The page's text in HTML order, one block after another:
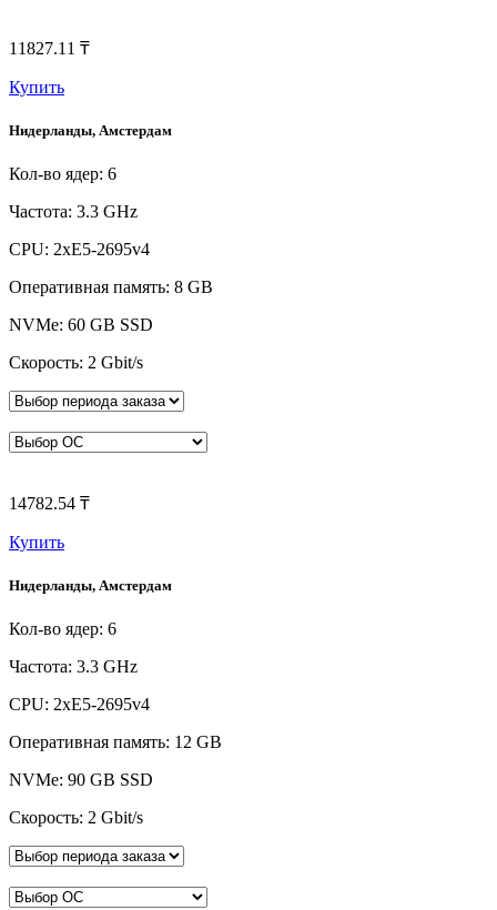
11827.11 ₸
Купить
Нидерланды, Амстердам
Кол-во ядер: 6
Частота: 3.3 GHz
CPU: 2xE5-2695v4
Оперативная память: 8 GB
NVMe: 60 GB SSD
Скорость: 2 Gbit/s
14782.54 ₸
Купить
Нидерланды, Амстердам
Кол-во ядер: 6
Частота: 3.3 GHz
CPU: 2xE5-2695v4
Оперативная память: 12 GB
NVMe: 90 GB SSD
Скорость: 2 Gbit/s